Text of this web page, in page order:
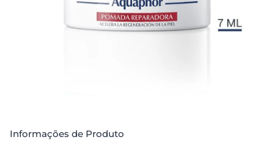
Informações de Produto